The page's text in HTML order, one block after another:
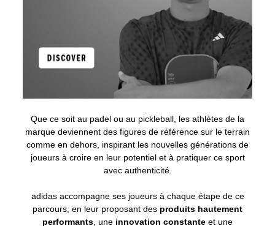
Que ce soit au padel ou au pickleball, les athlètes de la
marque deviennent des figures de référence sur le terrain
comme en dehors, inspirant les nouvelles générations de
joueurs à croire en leur potentiel et à pratiquer ce sport
avec authenticité.
adidas accompagne ses joueurs à chaque étape de ce
parcours, en leur proposant des produits hautement
performants, une innovation constante et une